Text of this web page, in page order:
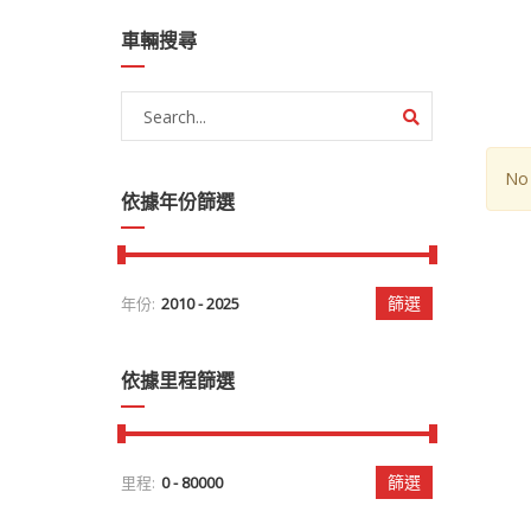
車輛搜尋
依據年份篩選
年份: 篩選
依據里程篩選
里程: 篩選